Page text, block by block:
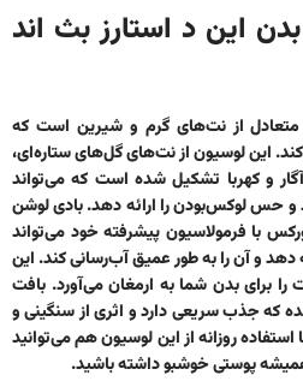
این د استارز بث اند
از نت‌های گرم و شیرین است که
این لوسیون از نت‌های گل‌های ستاره‌ای،
و کهربا تشکیل شده است که می‌تواند
حس لوکس‌بودن را ارائه دهد. بادی لوشن
با فرمولاسیون پیشرفته خود می‌تواند
دهد و آن را به طور عمیق آب‌رسانی کند. این
برای بدن شما به ارمغان می‌آورد. بافت
که جذب سریعی دارد و اثری از سنگینی و
روزانه از این لوسیون هم می‌توانید
پوستی خوشبو داشته باشید.